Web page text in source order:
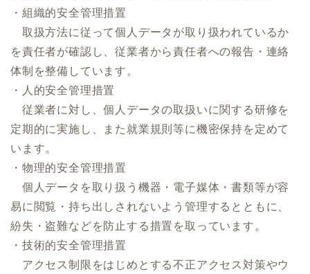
・組織的安全管理措置
取扱方法に従って個人データが取り扱われているか
を責任者が確認し、従業者から責任者への報告・連絡
体制を整備しています。
・人的安全管理措置
従業者に対し、個人データの取扱いに関する研修を
定期的に実施し、また就業規則等に機密保持を定めて
います。
・物理的安全管理措置
個人データを取り扱う機器・電子媒体・書類等が容
易に閲覧・持ち出しされないよう管理するとともに、
紛失・盗難などを防止する措置を取っています。
・技術的安全管理措置
アクセス制限をはじめとする不正アクセス対策やウ